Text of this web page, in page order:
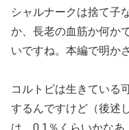
シャルナークは捨て子
か、長老の血筋か何か
いですね。本編で明か
コルトピは生きている
するんですけど（後述